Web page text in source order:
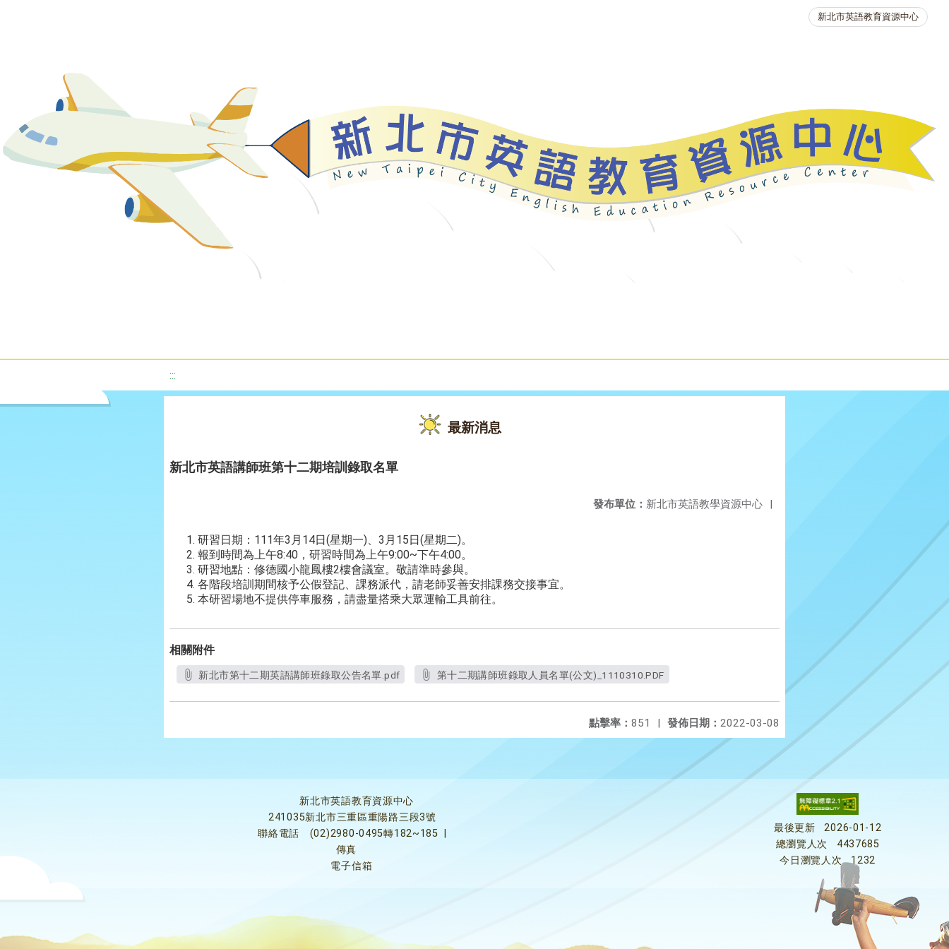
新北市英語教育資源中心
:::
最新消息
新北市英語講師班第十二期培訓錄取名單
發布單位： 新北市英語教學資源中心 |
研習日期：111年3月14日(星期一)、3月15日(星期二)。
報到時間為上午8:40，研習時間為上午9:00~下午4:00。
研習地點：修德國小龍鳳樓2樓會議室。敬請準時參與。
各階段培訓期間核予公假登記、課務派代，請老師妥善安排課務交接事宜。
本研習場地不提供停車服務，請盡量搭乘大眾運輸工具前往。
相關附件
新北市第十二期英語講師班錄取公告名單.pdf 第十二期講師班錄取人員名單(公文)_1110310.PDF
發佈日期： 2022-03-08
點擊率： 851 |
新北市英語教育資源中心
241035新北市三重區重陽路三段3號
聯絡電話
(02)2980-0495轉182~185
傳真
電子信箱
最後更新
2026-01-12
總瀏覽人次
4437685
今日瀏覽人次
1232